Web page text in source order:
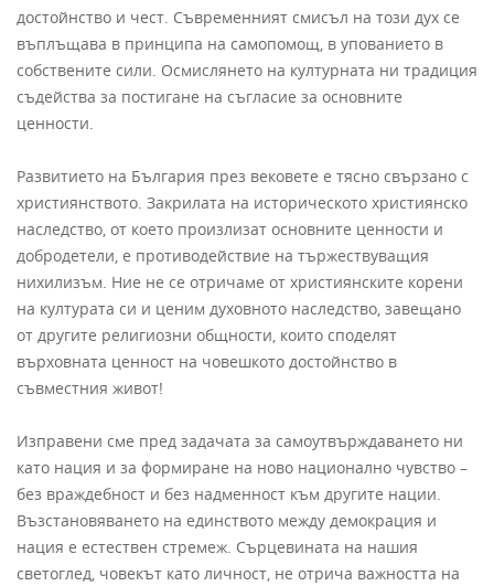
достойнство и чест. Съвременният смисъл на този дух се
въплъщава в принципа на самопомощ, в упованието в
собствените сили. Осмислянето на културната ни традиция
съдейства за постигане на съгласие за основните
ценности.
Развитието на България през вековете е тясно свързано с
християнството. Закрилата на историческото християнско
наследство, от което произлизат основните ценности и
добродетели, е противодействие на тържествуващия
нихилизъм. Ние не се отричаме от християнските корени
на културата си и ценим духовното наследство, завещано
от другите религиозни общности, които споделят
върховната ценност на човешкото достойнство в
съвместния живот!
Изправени сме пред задачата за самоутвърждаването ни
като нация и за формиране на ново национално чувство –
без враждебност и без надменност към другите нации.
Възстановяването на единството между демокрация и
нация е естествен стремеж. Сърцевината на нашия
светоглед, човекът като личност, не отрича важността на